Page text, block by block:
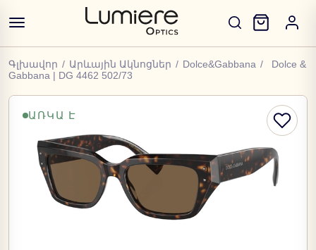
Գլխավոր / Արևային Ակնոցներ / Dolce&Gabbana /
Dolce &
Gabbana | DG 4462 502/73
ԱՌԿԱ Է